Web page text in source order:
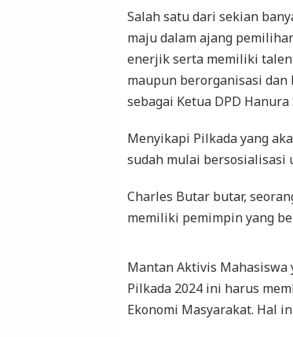
Salah satu dari sekian
maju dalam ajang
enerjik serta memiliki
maupun berorganisasi dan
sebagai Ketua DPD
Menyikapi Pilkada yang
sudah mulai bersosialisasi
Charles Butar butar,
memiliki pemimpin yang
Mantan Aktivis Mahasiswa
Pilkada 2024 ini harus
Ekonomi Masyarakat. Hal